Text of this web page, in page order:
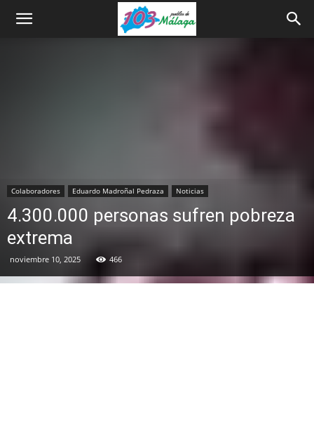
Colaboradores Eduardo Madroñal Pedraza Noticias
4.300.000 personas sufren pobreza
extrema
noviembre 10, 2025 466